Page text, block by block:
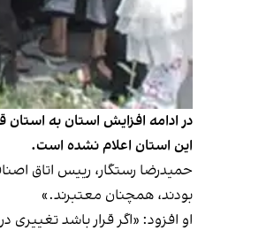
در ادامه افزایش استان‌ به
این استان اعلام نشده است.
بودند، همچنان معتبرند.»
او افزود: «اگر قرار باشد